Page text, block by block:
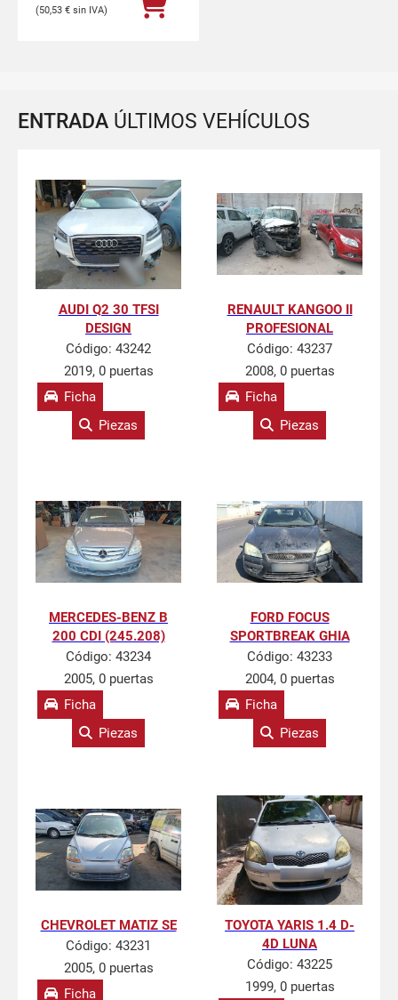
50,53 €
ENTRADA ÚLTIMOS VEHÍCULOS
AUDI Q2 30 TFSI
DESIGN
Código: 43242
2019, 0 puertas
Ficha
Piezas
RENAULT KANGOO II
PROFESIONAL
Código: 43237
2008, 0 puertas
Ficha
Piezas
MERCEDES-BENZ B
200 CDI (245.208)
Código: 43234
2005, 0 puertas
Ficha
Piezas
FORD FOCUS
SPORTBREAK GHIA
Código: 43233
2004, 0 puertas
Ficha
Piezas
CHEVROLET MATIZ SE
Código: 43231
2005, 0 puertas
Ficha
TOYOTA YARIS 1.4 D-
4D LUNA
Código: 43225
1999, 0 puertas